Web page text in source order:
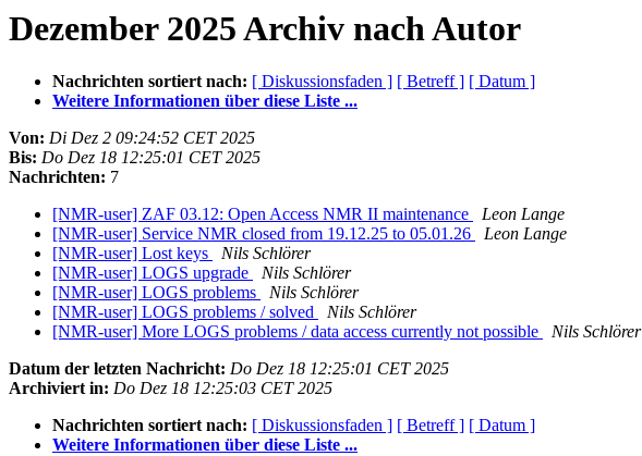
Dezember 2025 Archiv nach Autor
Nachrichten sortiert nach: [ Diskussionsfaden ] [ Betreff ] [ Datum ]
Weitere Informationen über diese Liste ...
Von: Di Dez 2 09:24:52 CET 2025
Bis: Do Dez 18 12:25:01 CET 2025
Nachrichten: 7
[NMR-user] ZAF 03.12: Open Access NMR II maintenance
Leon Lange
[NMR-user] Service NMR closed from 19.12.25 to 05.01.26
Leon Lange
[NMR-user] Lost keys
Nils Schlörer
[NMR-user] LOGS upgrade
Nils Schlörer
[NMR-user] LOGS problems
Nils Schlörer
[NMR-user] LOGS problems / solved
Nils Schlörer
[NMR-user] More LOGS problems / data access currently not possible
Nils Schlörer
Datum der letzten Nachricht: Do Dez 18 12:25:01 CET 2025
Archiviert in: Do Dez 18 12:25:03 CET 2025
Nachrichten sortiert nach: [ Diskussionsfaden ] [ Betreff ] [ Datum ]
Weitere Informationen über diese Liste ...